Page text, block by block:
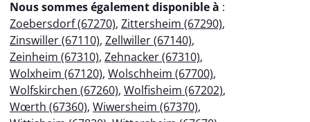
Nous sommes également disponible à :
Zoebersdorf (67270), Zittersheim (67290),
Zinswiller (67110), Zellwiller (67140),
Zeinheim (67310), Zehnacker (67310),
Wolxheim (67120), Wolschheim (67700),
Wolfskirchen (67260), Wolfisheim (67202),
Wœrth (67360), Wiwersheim (67370),